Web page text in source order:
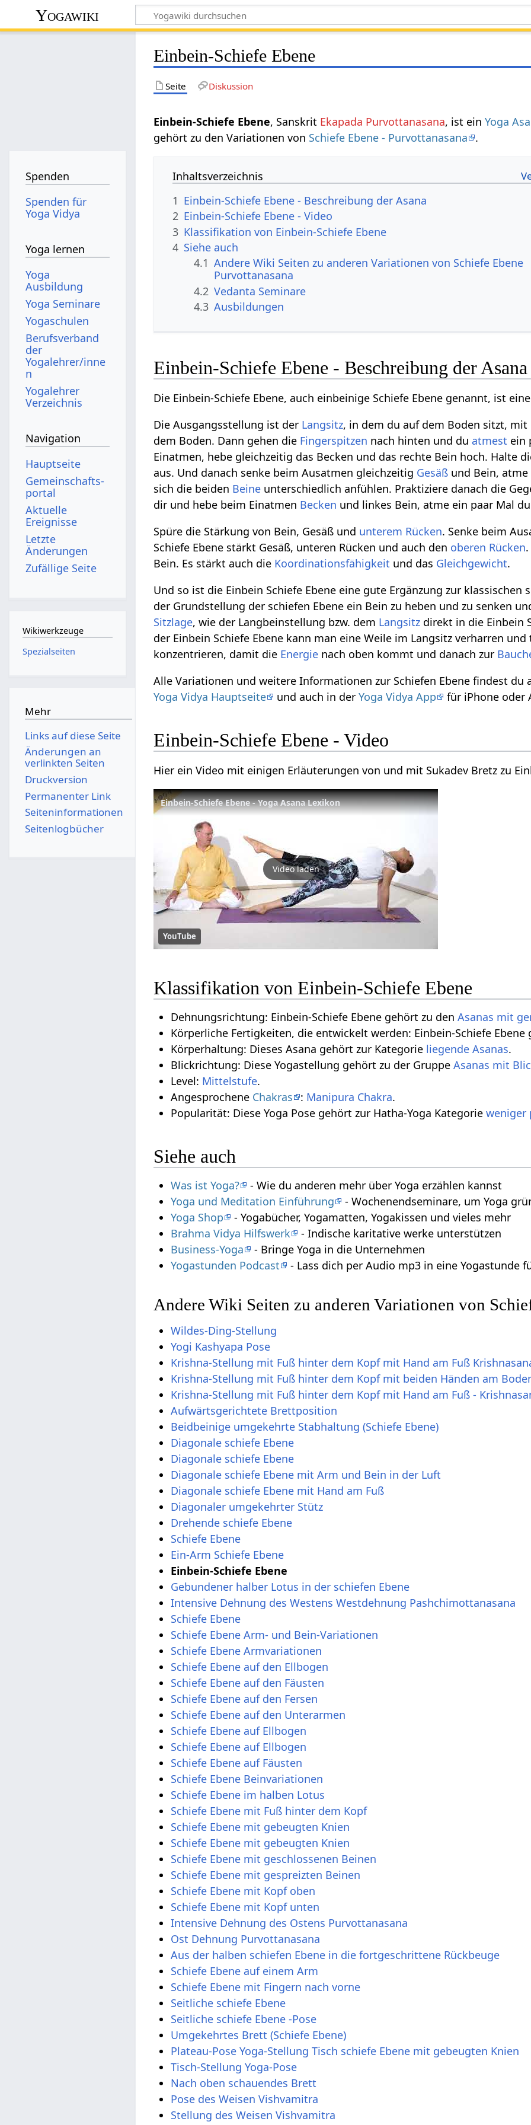
Yogawiki
Einbein-Schiefe Ebene
Seite Diskussion
Einbein-Schiefe Ebene, Sanskrit Ekapada Purvottanasana, ist einYoga
gehört zu den Variationen von Schiefe Ebene - Purvottanasana .
Inhaltsverzeichnis
1 Einbein-Schiefe Ebene - Beschreibung der Asana
2 Einbein-Schiefe Ebene - Video
3 Klassifikation von Einbein-Schiefe Ebene
4 Siehe auch
4.1 Andere Wiki Seiten zu anderen Variationen von Schiefe Ebene
Purvottanasana
4.2 Vedanta Seminare
4.3 Ausbildungen
Einbein-Schiefe Ebene - Beschreibung der Asana
Die Einbein-Schiefe Ebene, auch einbeinige Schiefe Ebene genannt, ist
Die Ausgangsstellung ist der Langsitz, in dem du auf dem Boden sitzt,
dem Boden. Dann gehen die Fingerspitzen nach hinten und du atmest ein
Einatmen, hebe gleichzeitig das Becken und das rechte Bein hoch. Halte
aus. Und danach senke beim Ausatmen gleichzeitig Gesäß und Bein,
sich die beiden Beine unterschiedlich anfühlen. Praktiziere danach die
dir und hebe beim Einatmen Becken und linkes Bein, atme ein paar Mal
Spüre die Stärkung von Bein, Gesäß und unterem Rücken. Senke beim
Schiefe Ebene stärkt Gesäß, unteren Rücken und auch den oberen Rücken
Bein. Es stärkt auch die Koordinationsfähigkeit und das Gleichgewicht.
Und so ist die Einbein Schiefe Ebene eine gute Ergänzung zur
der Grundstellung der schiefen Ebene ein Bein zu heben und zu senken
Sitzlage, wie der Langbeinstellung bzw. dem Langsitz direkt in die Einbein
der Einbein Schiefe Ebene kann man eine Weile im Langsitz verharren
konzentrieren, damit die Energie nach oben kommt und danach zur
Alle Variationen und weitere Informationen zur Schiefen Ebene findest du
Yoga Vidya Hauptseite
und auch in derYoga Vidya App für iPhone oder
Einbein-Schiefe Ebene - Video
Hier ein Video mit einigen Erläuterungen von und mit Sukadev Bretz zu
Einbein-Schiefe Ebene - Yoga Asana Lexikon
Video laden
YouTube
Klassifikation von Einbein-Schiefe Ebene
Dehnungsrichtung: Einbein-Schiefe Ebene gehört zu denAsanas mit
Körperliche Fertigkeiten, die entwickelt werden: Einbein-Schiefe Ebene
Körperhaltung: Dieses Asana gehört zur Kategorie liegende Asanas.
Blickrichtung: Diese Yogastellung gehört zu der GruppeAsanas mit
Level: Mittelstufe.
Angesprochene Chakras : Manipura Chakra.
Popularität: Diese Yoga Pose gehört zur Hatha-Yoga Kategorieweniger
Siehe auch
Was ist Yoga?
- Wie du anderen mehr über Yoga erzählen kannst
Yoga und Meditation Einführung
- Wochenendseminare, um Yoga
Yoga Shop
- Yogabücher, Yogamatten, Yogakissen und vieles mehr
Brahma Vidya Hilfswerk
- Indische karitative werke unterstützen
Business-Yoga
- Bringe Yoga in die Unternehmen
Yogastunden Podcast
- Lass dich per Audio mp3 in eine Yogastunde
Andere Wiki Seiten zu anderen Variationen von
Wildes-Ding-Stellung
Yogi Kashyapa Pose
Krishna-Stellung mit Fuß hinter dem Kopf mit Hand am Fuß
Krishna-Stellung mit Fuß hinter dem Kopf mit beiden Händen am
Krishna-Stellung mit Fuß hinter dem Kopf mit Hand am Fuß -
Aufwärtsgerichtete Brettposition
Beidbeinige umgekehrte Stabhaltung (Schiefe Ebene)
Diagonale schiefe Ebene
Diagonale schiefe Ebene
Diagonale schiefe Ebene mit Arm und Bein in der Luft
Diagonale schiefe Ebene mit Hand am Fuß
Diagonaler umgekehrter Stütz
Drehende schiefe Ebene
Schiefe Ebene
Ein-Arm Schiefe Ebene
Einbein-Schiefe Ebene
Gebundener halber Lotus in der schiefen Ebene
Intensive Dehnung des Westens Westdehnung Pashchimottanasana
Schiefe Ebene
Schiefe Ebene Arm- und Bein-Variationen
Schiefe Ebene Armvariationen
Schiefe Ebene auf den Ellbogen
Schiefe Ebene auf den Fäusten
Schiefe Ebene auf den Fersen
Schiefe Ebene auf den Unterarmen
Schiefe Ebene auf Ellbogen
Schiefe Ebene auf Ellbogen
Schiefe Ebene auf Fäusten
Schiefe Ebene Beinvariationen
Schiefe Ebene im halben Lotus
Schiefe Ebene mit Fuß hinter dem Kopf
Schiefe Ebene mit gebeugten Knien
Schiefe Ebene mit gebeugten Knien
Schiefe Ebene mit geschlossenen Beinen
Schiefe Ebene mit gespreizten Beinen
Schiefe Ebene mit Kopf oben
Schiefe Ebene mit Kopf unten
Intensive Dehnung des Ostens Purvottanasana
Ost Dehnung Purvottanasana
Aus der halben schiefen Ebene in die fortgeschrittene Rückbeuge
Schiefe Ebene auf einem Arm
Schiefe Ebene mit Fingern nach vorne
Seitliche schiefe Ebene
Seitliche schiefe Ebene -Pose
Umgekehrtes Brett (Schiefe Ebene)
Plateau-Pose Yoga-Stellung Tisch schiefe Ebene mit gebeugten Knien
Tisch-Stellung Yoga-Pose
Nach oben schauendes Brett
Pose des Weisen Vishvamitra
Stellung des Weisen Vishvamitra
Spenden
Spenden für
Yoga Vidya
Yoga lernen
Yoga
Ausbildung
Yoga Seminare
Yogaschulen
Berufsverband
der
Yogalehrer/inne
n
Yogalehrer
Verzeichnis
Navigation
Hauptseite
Gemeinschafts­
portal
Aktuelle
Ereignisse
Letzte
Änderungen
Zufällige Seite
Wikiwerkzeuge
Spezialseiten
Mehr
Links auf diese Seite
Änderungen an
verlinkten Seiten
Druckversion
Permanenter Link
Seiten­­informationen
Seitenlogbücher